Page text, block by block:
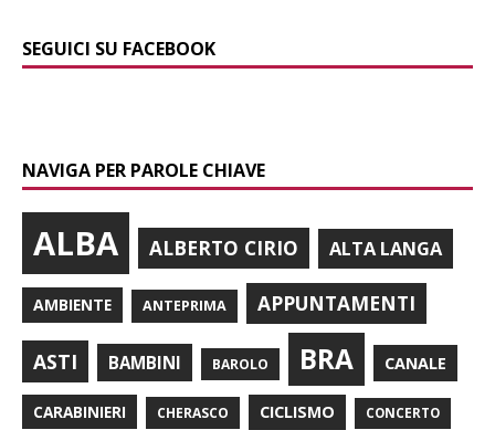
SEGUICI SU FACEBOOK
NAVIGA PER PAROLE CHIAVE
ALBA ALBERTO CIRIO ALTA LANGA
AMBIENTE ANTEPRIMA APPUNTAMENTI
ASTI BAMBINI BAROLO BRA CANALE
CARABINIERI CHERASCO CICLISMO CONCERTO